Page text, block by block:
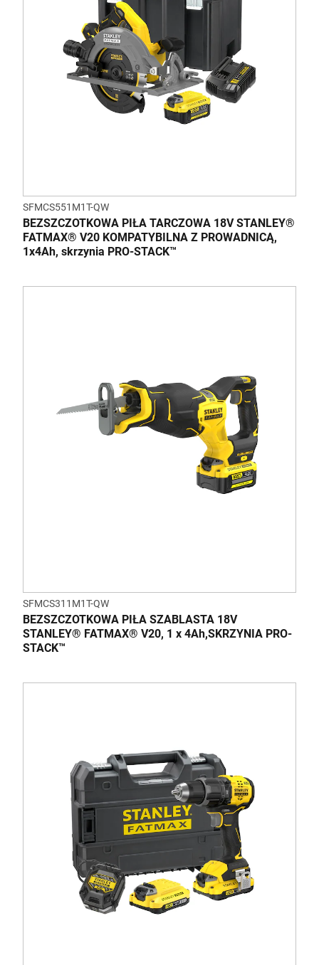
SFMCS551M1T-QW
BEZSZCZOTKOWA PIŁA TARCZOWA 18V STANLEY®
FATMAX® V20 KOMPATYBILNA Z PROWADNICĄ,
1x4Ah, skrzynia PRO-STACK™
SFMCS311M1T-QW
BEZSZCZOTKOWA PIŁA SZABLASTA 18V
STANLEY® FATMAX® V20, 1 x 4Ah,SKRZYNIA PRO-
STACK™